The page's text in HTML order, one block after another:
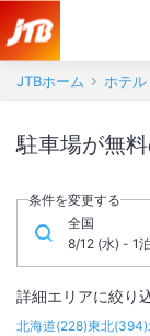
JTBホーム ホテ
駐車場が無
条件を変更する
全国
8/12 (水) - 1
詳細エリアに絞り
北海道(228)東北(394)